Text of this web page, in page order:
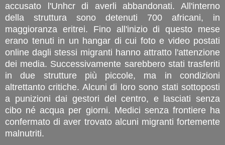
accusato l'Unhcr di averli abbandonati. All'interno
della struttura sono detenuti 700 africani, in
maggioranza eritrei. Fino all'inizio di questo mese
erano tenuti in un hangar di cui foto e video postati
online dagli stessi migranti hanno attratto l'attenzione
dei media. Successivamente sarebbero stati trasferiti
in due strutture più piccole, ma in condizioni
altrettanto critiche. Alcuni di loro sono stati sottoposti
a punizioni dai gestori del centro, e lasciati senza
cibo né acqua per giorni. Medici senza frontiere ha
confermato di aver trovato alcuni migranti fortemente
malnutriti.